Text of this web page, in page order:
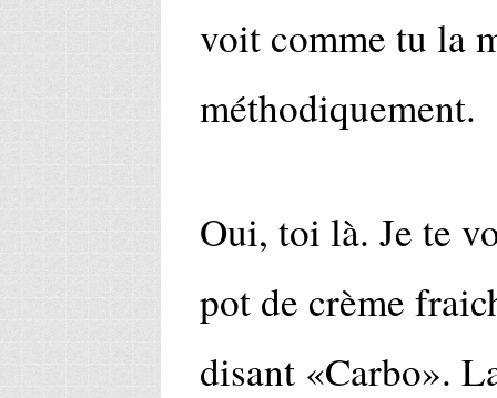
voit comme tu la
méthodiquement.
Oui, toi là. Je te
pot de crème
disant «Carbo».